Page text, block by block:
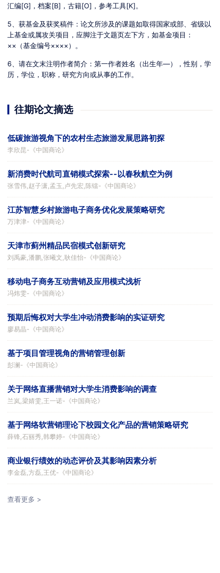
汇编[G]，档案[B]，古籍[O]，参考工具[K]。
5、获基金及获奖稿件：论文所涉及的课题如取得国家或部、省级以
上基金或属攻关项目，应脚注于文题页左下方，如基金项目：
××（基金编号××××）。
6、请在文末注明作者简介：第一作者姓名（出生年—），性别，学
历，学位，职称，研究方向或从事的工作。
往期论文摘选
低碳旅游视角下的农村生态旅游发展思路初探
李欣昆-《中国商论》
新消费时代航司直销模式探索--以春秋航空为例
张雪伟,赵子潇,孟玉,卢先宏,陈镭-《中国商论》
江苏智慧乡村旅游电子商务优化发展策略研究
万津津-《中国商论》
天津市蓟州精品民宿模式创新研究
刘禹豪,潘鹏,张曦文,耿佳怡-《中国商论》
移动电子商务互动营销及应用模式浅析
冯炜雯-《中国商论》
预期后悔权对大学生冲动消费影响的实证研究
廖易晶-《中国商论》
基于项目管理视角的营销管理创新
彭澜-《中国商论》
关于网络直播营销对大学生消费影响的调查
兰岚,梁婧雯,王一诺-《中国商论》
基于网络软营销理论下校园文化产品的营销策略研究
薛锋,石丽秀,韩攀婷-《中国商论》
商业银行绩效的动态评价及其影响因素分析
李金磊,方磊,王优-《中国商论》
查看更多 >